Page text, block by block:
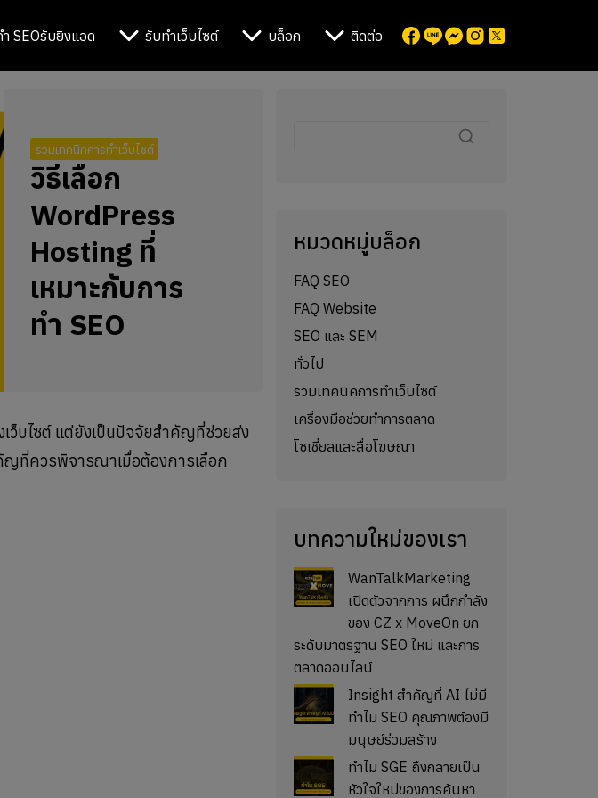
SEOรับยิงแอด รับทำเว็บไซต์ บล็อก ติดต่อ
รวมเทคนิคการทำเว็บไซต์
วิธีเลือก
WordPress
Hosting ที่
เหมาะกับการ
ทำ SEO
ว็บไซต์ แต่ยังเป็นปัจจัยสำคัญที่ช่วยส่ง
ที่ควรพิจารณาเมื่อต้องการเลือก
หมวดหมู่บล็อก
FAQ SEO
FAQ Website
SEO และ SEM
ทั่วไป
รวมเทคนิคการทำเว็บไซต์
เครื่องมือช่วยทำการตลาด
โซเชี่ยลและสื่อโฆษณา
บทความใหม่ของเรา
WanTalkMarketing
เปิดตัวจากการ ผนึกกำลัง
ของ CZ x MoveOn ยก
ระดับมาตรฐาน SEO ใหม่ และการ
ตลาดออนไลน์
Insight สำคัญที่ AI ไม่มี
ทำไม SEO คุณภาพต้องมี
มนุษย์ร่วมสร้าง
ทำไม SGE ถึงกลายเป็น
หัวใจใหม่ของการค้นหา